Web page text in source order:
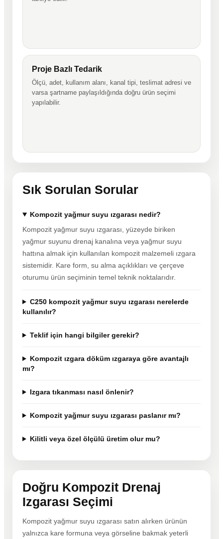
Proje Bazlı Tedarik
Ölçü, adet, kullanım alanı, kanal tipi, teslimat adresi ve
varsa şartname paylaşıldığında doğru ürün seçimi
yapılabilir.
Sık Sorulan Sorular
Kompozit yağmur suyu ızgarası nedir?
Kompozit yağmur suyu ızgarası, yüzeyde biriken
yağmur suyunu drenaj kanalına veya yağmur suyu
hattına almak için kullanılan kompozit malzemeli ızgara
sistemidir. Kare form, su alma açıklıkları ve çerçeve
oturumu ürün seçiminin temel teknik noktalarıdır.
C250 kompozit yağmur suyu ızgarası nerelerde
kullanılır?
Teklif için hangi bilgiler gerekir?
Kompozit ızgara döküm ızgaraya göre avantajlı
mı?
Izgara tıkanması nasıl önlenir?
Kompozit yağmur suyu ızgarası paslanır mı?
Kilitli veya özel ölçülü üretim olur mu?
Doğru Kompozit Drenaj
Izgarası Seçimi
Kompozit yağmur suyu ızgarası satın alırken ürünün
yalnızca kare formuna veya görseline bakmak yeterli